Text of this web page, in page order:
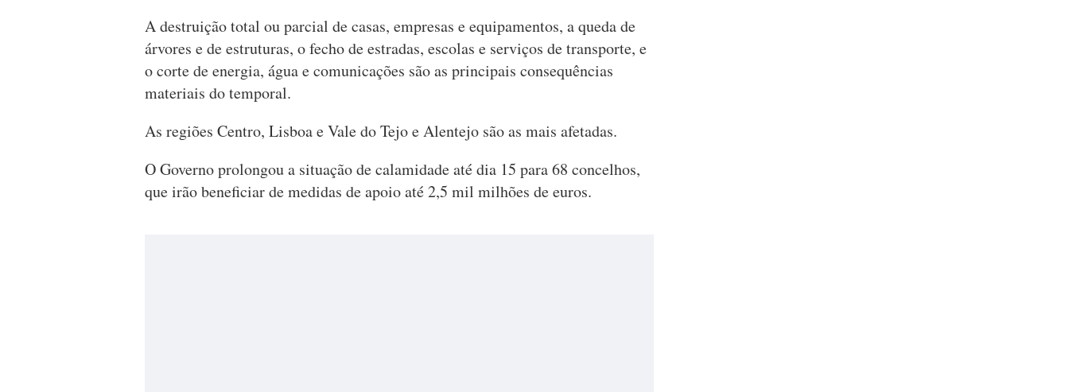
A destruição total ou parcial de casas, empresas e equipamentos, a queda de
árvores e de estruturas, o fecho de estradas, escolas e serviços de transporte, e
o corte de energia, água e comunicações são as principais consequências
materiais do temporal.
As regiões Centro, Lisboa e Vale do Tejo e Alentejo são as mais afetadas.
O Governo prolongou a situação de calamidade até dia 15 para 68 concelhos,
que irão beneficiar de medidas de apoio até 2,5 mil milhões de euros.